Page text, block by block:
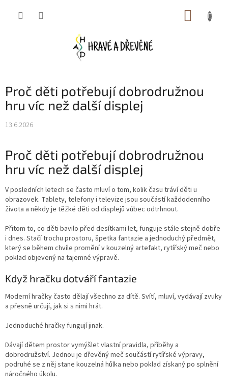
Proč děti potřebují dobrodružnou
hru víc než další displej
13.6.2026
Proč děti potřebují dobrodružnou
hru víc než další displej
V posledních letech se často mluví o tom, kolik času tráví děti u
obrazovek. Tablety, telefony i televize jsou součástí každodenního
života a někdy je těžké děti od displejů vůbec odtrhnout.
Přitom to, co děti bavilo před desítkami let, funguje stále stejně dobře
i dnes. Stačí trochu prostoru, špetka fantazie a jednoduchý předmět,
který se během chvíle promění v kouzelný artefakt, rytířský meč nebo
poklad objevený na tajemné výpravě.
Když hračku dotváří fantazie
Moderní hračky často dělají všechno za dítě. Svítí, mluví, vydávají zvuky
a přesně určují, jak si s nimi hrát.
Jednoduché hračky fungují jinak.
Dávají dětem prostor vymýšlet vlastní pravidla, příběhy a
dobrodružství. Jednou je dřevěný meč součástí rytířské výpravy,
podruhé se z něj stane kouzelná hůlka nebo poklad získaný po splnění
náročného úkolu.